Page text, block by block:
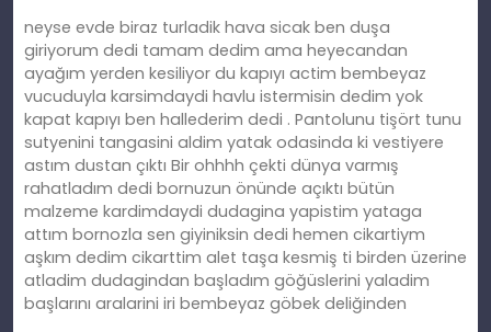
neyse evde biraz turladik hava sicak ben duşa
giriyorum dedi tamam dedim ama heyecandan
ayağım yerden kesiliyor du kapıyı actim bembeyaz
vucuduyla karsimdaydi havlu istermisin dedim yok
kapat kapıyı ben hallederim dedi . Pantolunu tişört tunu
sutyenini tangasini aldim yatak odasinda ki vestiyere
astım dustan çıktı Bir ohhhh çekti dünya varmış
rahatladım dedi bornuzun önünde açıktı bütün
malzeme kardimdaydi dudagina yapistim yataga
attım bornozla sen giyiniksin dedi hemen cikartiym
aşkım dedim cikarttim alet taşa kesmiş ti birden üzerine
atladim dudagindan başladım göğüslerini yaladim
başlarını aralarini iri bembeyaz göbek deliğinden